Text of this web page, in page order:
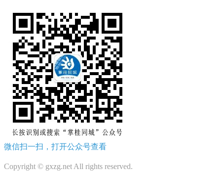
微信扫一扫，打开公众号查看
Copyright © gxzg.net All rights reserved.